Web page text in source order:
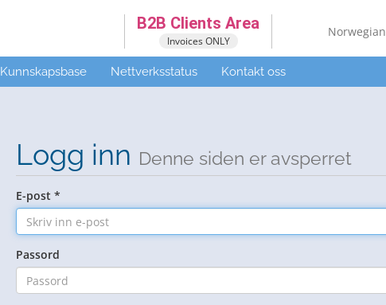
B2B Clients Area
Invoices ONLY
Norwegian
Kunnskapsbase Nettverksstatus Kontakt oss
Logg inn Denne siden er avsperret
E-post *
Passord